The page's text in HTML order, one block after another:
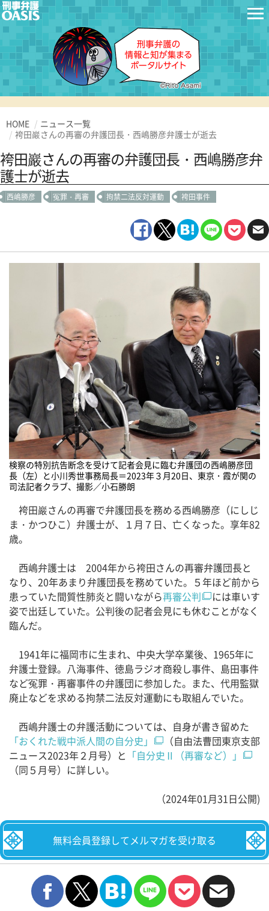
HOME
ニュース一覧
袴田巖さんの再審の弁護団長・西嶋勝彦弁護士が逝去
袴田巖さんの再審の弁護団長・西嶋勝彦弁
護士が逝去
西嶋勝彦 冤罪・再審 拘禁二法反対運動 袴田事件
検察の特別抗告断念を受けて記者会見に臨む弁護団の西嶋勝彦団
長（左）と小川秀世事務局長＝2023年３月20日、東京・霞が関の
司法記者クラブ、撮影／小石勝朗
袴田巖さんの再審で弁護団長を務める西嶋勝彦（にしじ
ま・かつひこ）弁護士が、１月７日、亡くなった。享年82
歳。
西嶋弁護士は 2004年から袴田さんの再審弁護団長と
なり、20年あまり弁護団長を務めていた。５年ほど前から
患っていた間質性肺炎と闘いながら再審公判
には車いす
姿で出廷していた。公判後の記者会見にも休むことがなく
臨んだ。
1941年に福岡市に生まれ、中央大学卒業後、1965年に
弁護士登録。八海事件、徳島ラジオ商殺し事件、島田事件
など冤罪・再審事件の弁護団に参加した。また、代用監獄
廃止などを求める拘禁二法反対運動にも取組んでいた。
西嶋弁護士の弁護活動については、自身が書き留めた
「おくれた戦中派人間の自分史」
（自由法曹団東京支部
ニュース2023年２月号）と 「自分史Ⅱ（再審など）」
（同５月号）に詳しい。
（2024年01月31日公開)
無料会員登録してメルマガを受け取る